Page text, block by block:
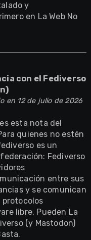
y
en La Web No
con el Fediverso
en 12 de julio de 2026
esta nota del
quienes no estén
es un
Fediverso
entre sus
y se comunican
libre. Pueden La
(y Mastodon)